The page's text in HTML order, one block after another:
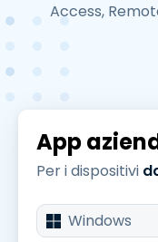
Access,
App
Per i dispositivi
Windows